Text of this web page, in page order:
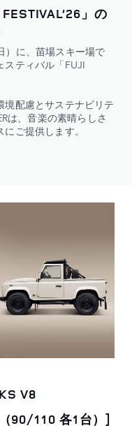
」の
）に、苗場スキー場で
スティバル「FUJI
配慮とサステナビリテ
は、音楽の素晴らしさ
ご提供します。
V8
90/110 各1台）]